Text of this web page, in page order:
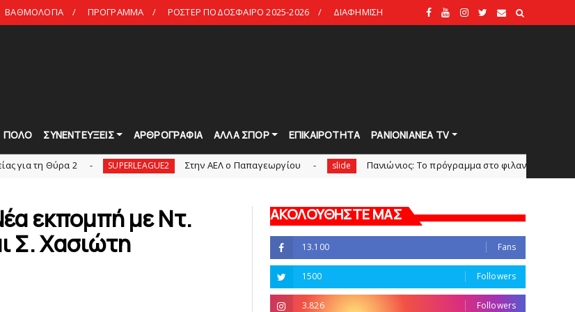
ΒΑΘΜΟΛΟΓΙΑ ΠΡΟΓΡΑΜΜΑ ΡΟΣΤΕΡ ΠΟΔΟΣΦΑΙΡΟ 2025-2026 ΔΙΑΦΗΜΙΣΗ
ΠΟΛΟ ΣΥΝΕΝΤΕΥΞΕΙΣ ΑΡΘΡΟΓΡΑΦΙΑ ΑΛΛΑ ΣΠΟΡ ΕΠΙΚΑΙΡΟΤΗΤΑ PANIONIANEA TV
2 SUPERLEAGUE2 Στην AEΛ ο Παπαγεωργίου slide Πανιώνιoς: Tο πρόγραμμα στο φιλανθρωπικό τουρνουά
εκπομπή με Ντ.
Σ. Χασιώτη
ΑΚΟΛΟΥΘΗΣΤΕ ΜΑΣ
13.100 Fans
1500 Followers
3.826 Followers